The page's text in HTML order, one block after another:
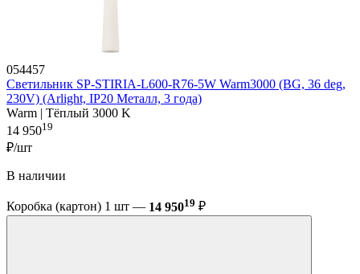
054457
Светильник SP-STIRIA-L600-R76-5W Warm3000 (BG, 36 deg,
230V) (Arlight, IP20 Металл, 3 года)
Warm | Тёплый 3000 K
14 95019
₽/шт
В наличии
Коробка (картон) 1 шт — 14 95019 ₽